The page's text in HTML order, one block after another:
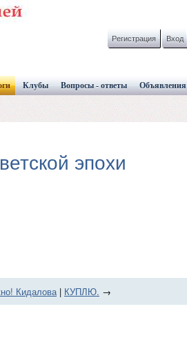
Регистрация Вход
Клубы Вопросы - ответы Объявления
эпохи
Кидалова| КУПЛЮ. →